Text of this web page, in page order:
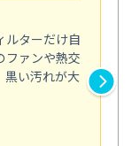
ルターだけ自
ファンや熱交
黒い汚れが大